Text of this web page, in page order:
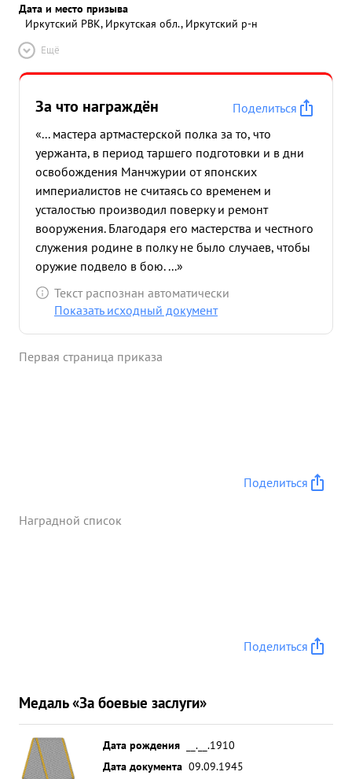
Дата и место призыва
Иркутский РВК, Иркутская обл., Иркутский р-н
Ещё
За что награждён
Поделиться
«... мастера артмастерской полка за то, что
уержанта, в период таршего подготовки и в дни
освобождения Манчжурии от японских
империалистов не считаясь со временем и
усталостью производил поверку и ремонт
вооружения. Благодаря его мастерства и честного
служения родине в полку не было случаев, чтобы
оружие подвело в бою. ...»
Текст распознан автоматически
Показать исходный документ
Первая страница приказа
Поделиться
Наградной список
Поделиться
Медаль «За боевые заслуги»
Дата рождения
__.__.1910
Дата документа 09.09.1945